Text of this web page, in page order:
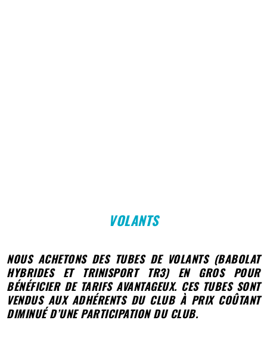
VOLANTS
NOUS ACHETONS DES TUBES DE VOLANTS (BABOLAT
HYBRIDES ET TRINISPORT TR3) EN GROS POUR
BÉNÉFICIER DE TARIFS AVANTAGEUX. CES TUBES SONT
VENDUS AUX ADHÉRENTS DU CLUB À PRIX COÛTANT
DIMINUÉ D’UNE PARTICIPATION DU CLUB.